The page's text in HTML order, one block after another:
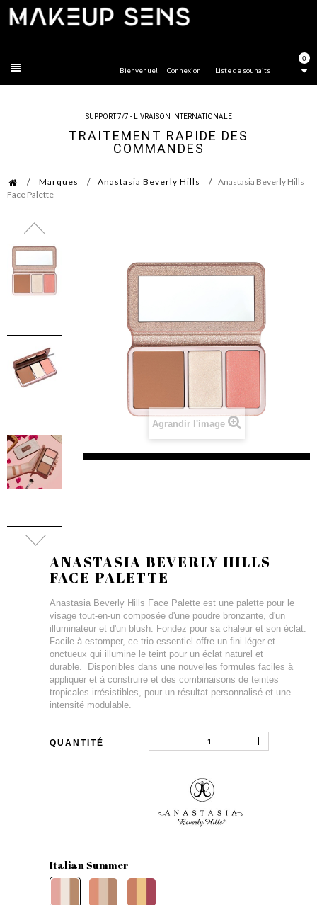
0
Liste de souhaits
Bienvenue! Connexion
SUPPORT 7/7 - LIVRAISON INTERNATIONALE
TRAITEMENT RAPIDE DES
COMMANDES
Marques Anastasia Beverly Hills
Anastasia Beverly Hills
Face Palette
Agrandir l'image
ANASTASIA BEVERLY HILLS
FACE PALETTE
Anastasia Beverly Hills Face Palette est une palette pour le
visage tout-en-un composée d'une poudre bronzante, d'un
illuminateur et d'un blush. Fondez pour sa chaleur et son éclat.
Facile à estomper, ce trio essentiel offre un fini léger et
onctueux qui illumine le teint pour un éclat naturel et
durable. Disponibles dans une nouvelles formules faciles à
appliquer et à construire et des combinaisons de teintes
tropicales irrésistibles, pour un résultat personnalisé et une
intensité modulable.
QUANTITÉ
Italian Summer